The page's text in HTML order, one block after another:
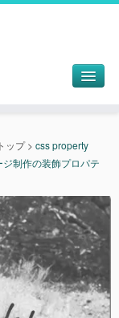
トップ> css property
制作の装飾プロパテ